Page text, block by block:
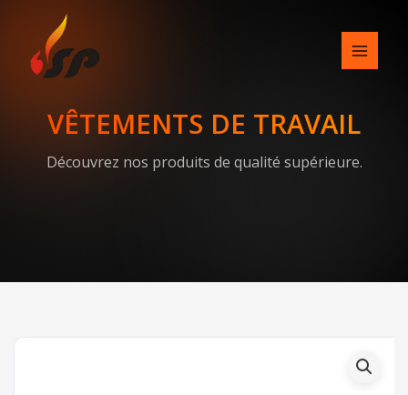
content
VÊTEMENTS DE TRAVAIL
Découvrez nos produits de qualité supérieure.